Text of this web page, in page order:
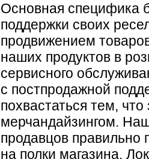
Основная специфика
поддержки своих
продвижением
наших продуктов в
сервисного
с постпродажной
похвастаться тем,
мерчандайзингом.
продавцов правильно
на полки магазина.